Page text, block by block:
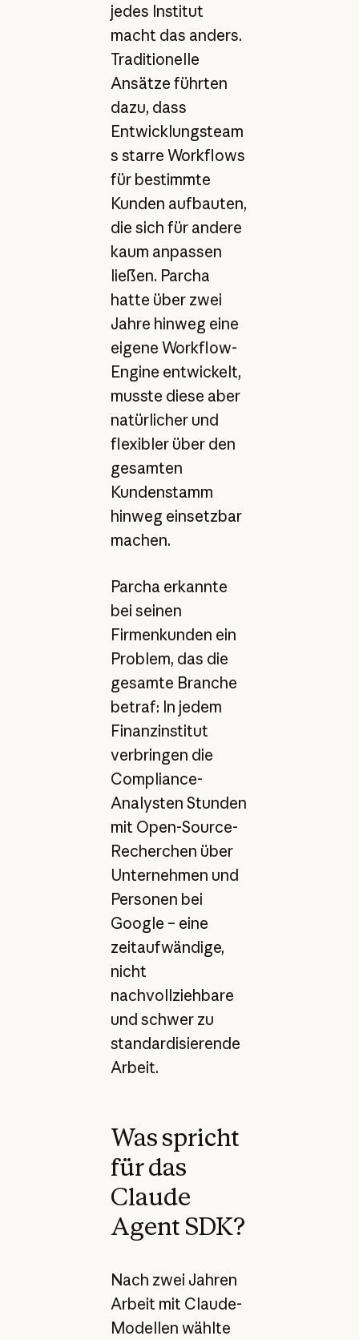
jedes Institut
macht das anders.
Traditionelle
Ansätze führten
dazu, dass
Entwicklungsteam
s starre Workflows
für bestimmte
Kunden aufbauten,
die sich für andere
kaum anpassen
ließen. Parcha
hatte über zwei
Jahre hinweg eine
eigene Workflow-
Engine entwickelt,
musste diese aber
natürlicher und
flexibler über den
gesamten
Kundenstamm
hinweg einsetzbar
machen.
Parcha erkannte
bei seinen
Firmenkunden ein
Problem, das die
gesamte Branche
betraf: In jedem
Finanzinstitut
verbringen die
Compliance-
Analysten Stunden
mit Open-Source-
Recherchen über
Unternehmen und
Personen bei
Google – eine
zeitaufwändige,
nicht
nachvollziehbare
und schwer zu
standardisierende
Arbeit.
Was spricht
für das
Claude
Agent SDK?
Nach zwei Jahren
Arbeit mit Claude-
Modellen wählte